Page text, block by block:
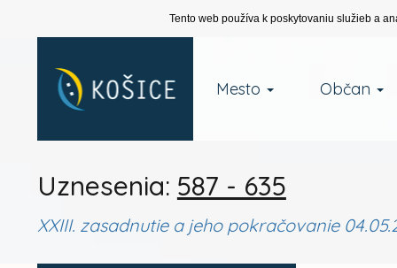
Tento web používa k poskytovaniu služieb a
Mesto Občan
Uznesenia: 587 - 635
XXIII. zasadnutie a jeho pokračovanie